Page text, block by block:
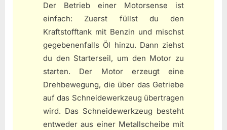
Der Betrieb einer Motorsense ist
einfach: Zuerst füllst du den
Kraftstofftank mit Benzin und mischst
gegebenenfalls Öl hinzu. Dann ziehst
du den Starterseil, um den Motor zu
starten. Der Motor erzeugt eine
Drehbewegung, die über das Getriebe
auf das Schneidewerkzeug übertragen
wird. Das Schneidewerkzeug besteht
entweder aus einer Metallscheibe mit